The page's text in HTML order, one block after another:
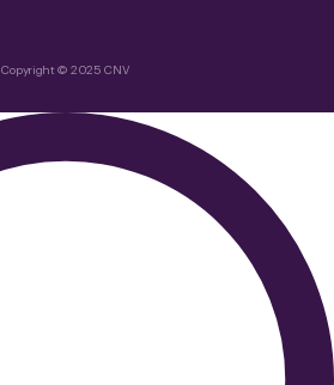
Copyright © 2025 CNV